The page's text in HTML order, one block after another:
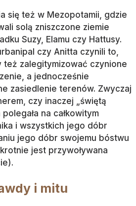
się też w Mezopotamii, gdzie
solą zniszczone ziemie
Suzy, Elamu czy Hattusy.
czy Anitta czynili to,
też zalegitymizować czynione
a jednocześnie
zasiedlenie terenów. Zwyczaj
czy inaczej „świętą
na całkowitym
i wszystkich jego dóbr
jego dóbr swojemu bóstwu
jest przywoływana
i mitu